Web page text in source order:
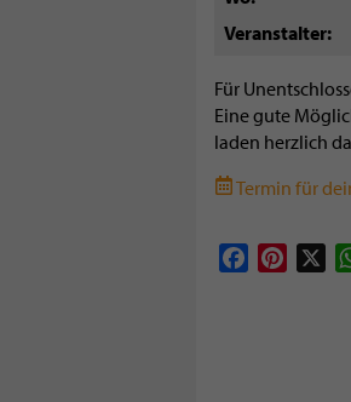
Veranstalter
Für
Eine gute
laden herzlich
Termin für
Facebook